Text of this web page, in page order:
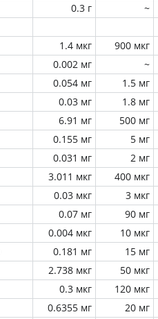
0.3 г ~
1.4 мкг 900 мкг
0.002 мг
~
0.054 мг 1.5 мг
0.03 мг 1.8 мг
6.91 мг 500 мг
0.155 мг 5 мг
0.031 мг 2 мг
3.011 мкг 400 мкг
0.03 мкг 3 мкг
0.07 мг 90 мг
0.004 мкг 10 мкг
0.181 мг 15 мг
2.738 мкг 50 мкг
0.3 мкг 120 мкг
0.6355 мг 20 мг